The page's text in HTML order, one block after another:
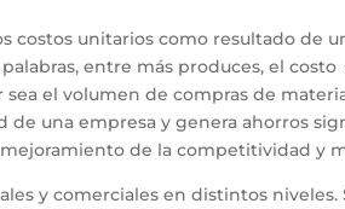
costos unitarios como resultado de
entre más produces, el
el volumen de compras de
una empresa y genera ahorros
de la competitividad y
y comerciales en distintos